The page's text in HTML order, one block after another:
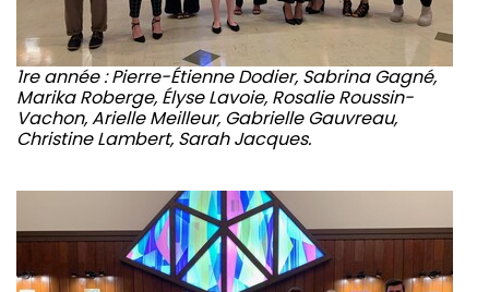
1re année : Pierre-Étienne Dodier, Sabrina Gagné,
Marika Roberge, Élyse Lavoie, Rosalie Roussin-
Vachon, Arielle Meilleur, Gabrielle Gauvreau,
Christine Lambert, Sarah Jacques.